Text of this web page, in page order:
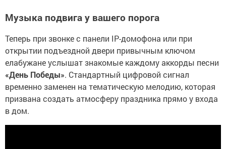
Музыка подвига у вашего порога
Теперь при звонке с панели IP-домофона или при
открытии подъездной двери привычным ключом
елабужане услышат знакомые каждому аккорды песни
«День Победы». Стандартный цифровой сигнал
временно заменен на тематическую мелодию, которая
призвана создать атмосферу праздника прямо у входа
в дом.